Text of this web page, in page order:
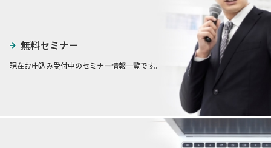
無料セミナー
現在お申込み受付中のセミナー情報一覧です。